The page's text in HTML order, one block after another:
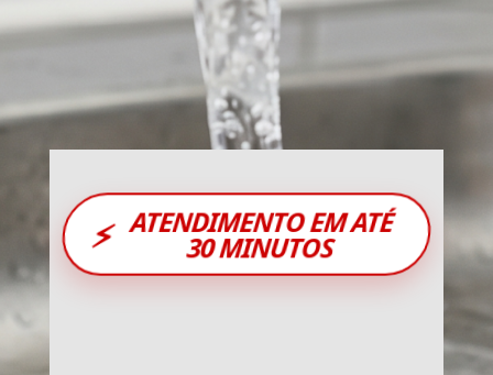
⚡ ATENDIMENTO EM ATÉ
30 MINUTOS